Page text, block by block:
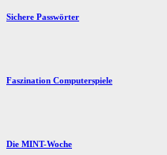
Sichere Passwörter
Faszination Computerspiele
Die MINT-Woche